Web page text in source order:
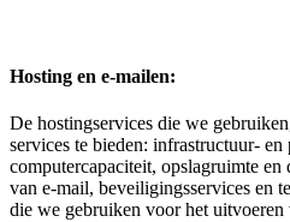
Hosting en e-mailen:
De hostingservices die we
services te bieden: infrastructuur- en
computercapaciteit, opslagruimte en
van e-mail, beveiligingsservices en
die we gebruiken voor het uitvoeren